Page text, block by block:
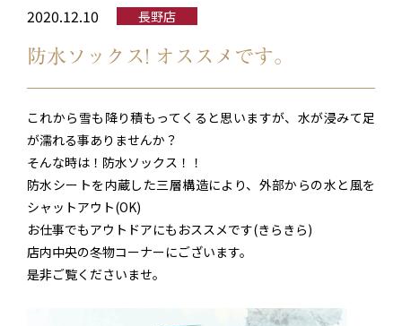
2020.12.10 長野店
防水ソックス! オススメです。
これから雪も降り積もってくると思いますが、水が浸みて足
が濡れる事ありませんか？
そんな時は！防水ソックス！！
防水シートを内蔵した三層構造により、外部からの水と風を
シャットアウト(OK)
お仕事でもアウトドアにもおススメです(きらきら)
店内中央の冬物コーナーにございます。
是非ご覧くださいませ。